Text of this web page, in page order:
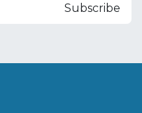
Subscribe